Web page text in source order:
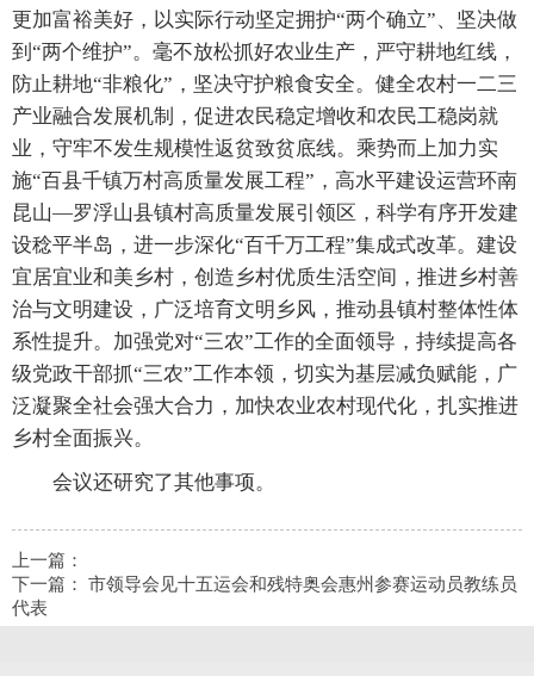
更加富裕美好，以实际行动坚定拥护“两个确立”、坚决做
到“两个维护”。毫不放松抓好农业生产，严守耕地红线，
防止耕地“非粮化”，坚决守护粮食安全。健全农村一二三
产业融合发展机制，促进农民稳定增收和农民工稳岗就
业，守牢不发生规模性返贫致贫底线。乘势而上加力实
施“百县千镇万村高质量发展工程”，高水平建设运营环南
昆山—罗浮山县镇村高质量发展引领区，科学有序开发建
设稔平半岛，进一步深化“百千万工程”集成式改革。建设
宜居宜业和美乡村，创造乡村优质生活空间，推进乡村善
治与文明建设，广泛培育文明乡风，推动县镇村整体性体
系性提升。加强党对“三农”工作的全面领导，持续提高各
级党政干部抓“三农”工作本领，切实为基层减负赋能，广
泛凝聚全社会强大合力，加快农业农村现代化，扎实推进
乡村全面振兴。
会议还研究了其他事项。
上一篇：
下一篇： 市领导会见十五运会和残特奥会惠州参赛运动员教练员
代表